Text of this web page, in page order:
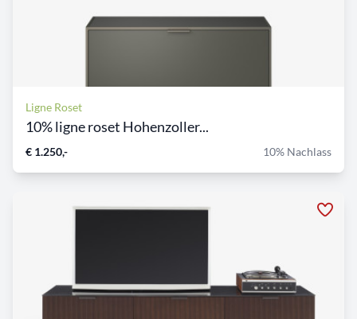
Ligne Roset
10% ligne roset Hohenzoller...
€ 1.250,- 10% Nachlass